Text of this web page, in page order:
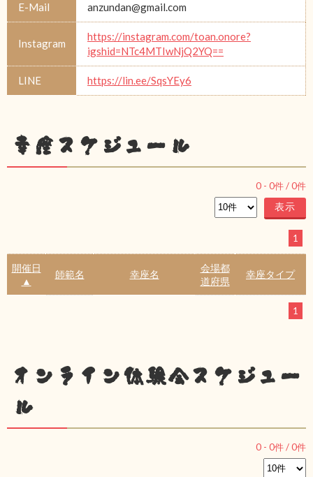
E-Mail anzundan@gmail.com
Instagram
https://instagram.com/toan.onore?
igshid=NTc4MTIwNjQ2YQ==
LINE https://lin.ee/SqsYEy6
幸座スケジュール
0 - 0件 /0件
1
開催日
▲
師範名 幸座名
会場都
道府県
幸座タイプ
1
オンライン体験会スケジュー
ル
0 - 0件 /0件